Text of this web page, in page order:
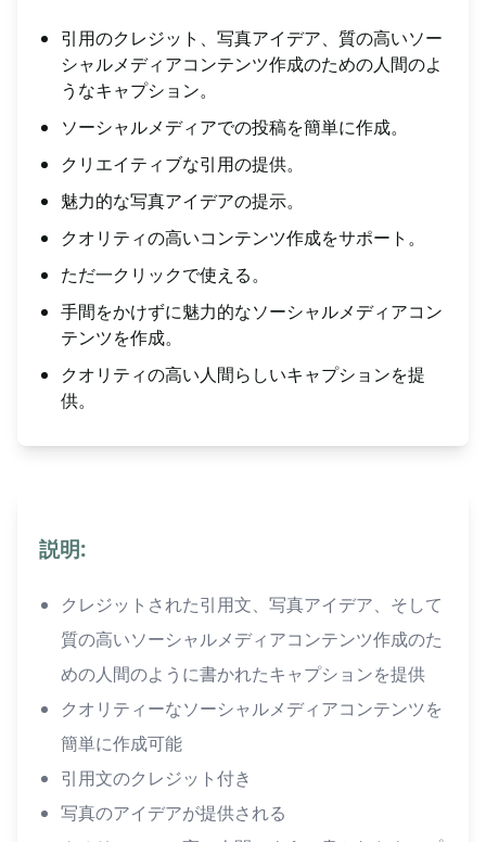
引用のクレジット、写真アイデア、質の高いソー
シャルメディアコンテンツ作成のための人間のよ
うなキャプション。
ソーシャルメディアでの投稿を簡単に作成。
クリエイティブな引用の提供。
魅力的な写真アイデアの提示。
クオリティの高いコンテンツ作成をサポート。
ただ一クリックで使える。
手間をかけずに魅力的なソーシャルメディアコン
テンツを作成。
クオリティの高い人間らしいキャプションを提
供。
説明:
クレジットされた引用文、写真アイデア、そして
質の高いソーシャルメディアコンテンツ作成のた
めの人間のように書かれたキャプションを提供
クオリティーなソーシャルメディアコンテンツを
簡単に作成可能
引用文のクレジット付き
写真のアイデアが提供される